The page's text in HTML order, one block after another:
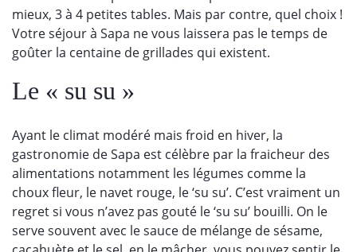
mieux, 3 à 4 petites tables. Mais par contre, quel choix !
Votre séjour à Sapa ne vous laissera pas le temps de
goûter la centaine de grillades qui existent.
Le « su su »
Ayant le climat modéré mais froid en hiver, la
gastronomie de Sapa est célèbre par la fraicheur des
alimentations notamment les légumes comme la
choux fleur, le navet rouge, le ‘su su’. C’est vraiment un
regret si vous n’avez pas gouté le ‘su su’ bouilli. On le
serve souvent avec le sauce de mélange de sésame,